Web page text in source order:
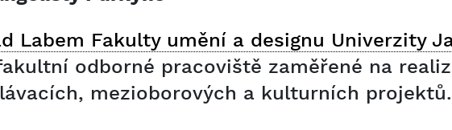
Labem Fakulty umění a designu Univerzity
odborné pracoviště zaměřené na
mezioborových a kulturních projektů.